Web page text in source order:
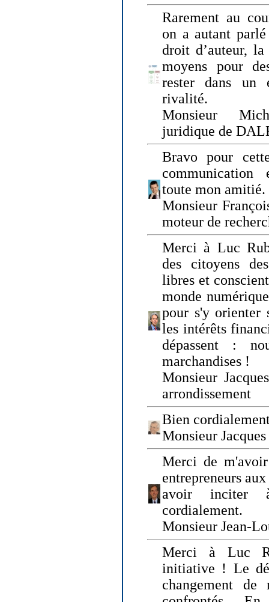
Rarement au
on a autant
droit d’auteur,
moyens pour
rester dans un
rivalité.
Monsieur
juridique de
Bravo pour
communication
toute mon amitié.
Monsieur
moteur de
Merci à Luc
des citoyens
libres et
monde
pour s'y orienter
les intérêts
dépassent :
marchandises !
Monsieur
arrondissement
Bien
Monsieur
Merci de
entrepreneurs
avoir inciter
cordialement.
Monsieur Jean-
Merci à Luc
initiative ! Le
changement de